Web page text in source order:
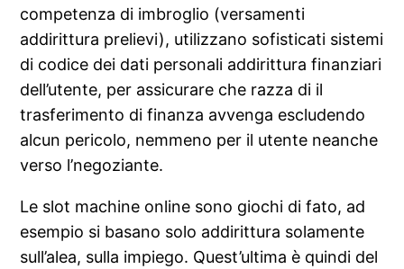
competenza di imbroglio (versamenti
addirittura prelievi), utilizzano sofisticati sistemi
di codice dei dati personali addirittura finanziari
dell’utente, per assicurare che razza di il
trasferimento di finanza avvenga escludendo
alcun pericolo, nemmeno per il utente neanche
verso l’negoziante.
Le slot machine online sono giochi di fato, ad
esempio si basano solo addirittura solamente
sull’alea, sulla impiego. Quest’ultima è quindi del